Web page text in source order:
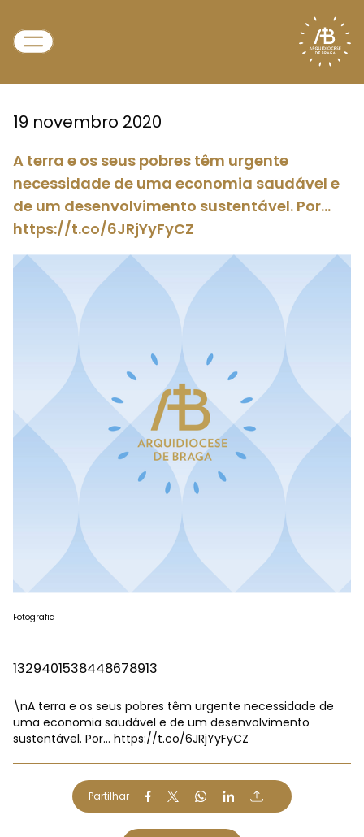
19 novembro 2020
A terra e os seus pobres têm urgente
necessidade de uma economia saudável e
de um desenvolvimento sustentável. Por…
https://t.co/6JRjYyFyCZ
Fotografia
1329401538448678913
\nA terra e os seus pobres têm urgente necessidade de
uma economia saudável e de um desenvolvimento
sustentável. Por… https://t.co/6JRjYyFyCZ
Partilhar